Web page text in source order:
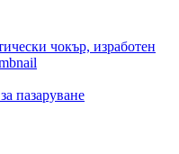
пазаруване